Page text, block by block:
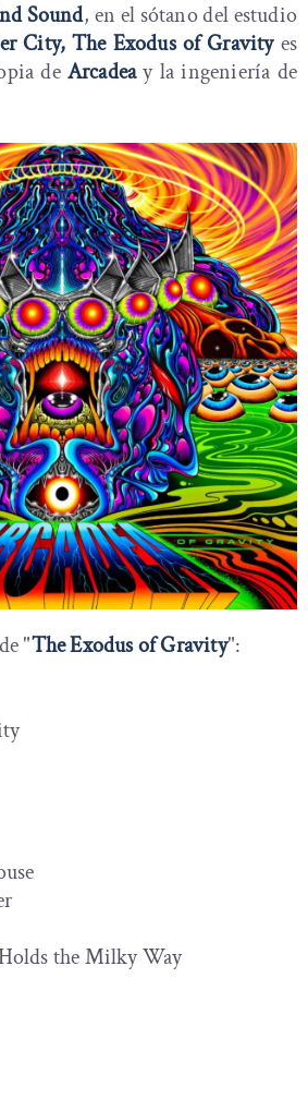
Sound, en el sótano del estudio
City, The Exodus of Gravityes
de Arcadeay la ingeniería de
"The Exodus of Gravity":
the Milky Way